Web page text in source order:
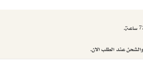
عند الطلب الان.